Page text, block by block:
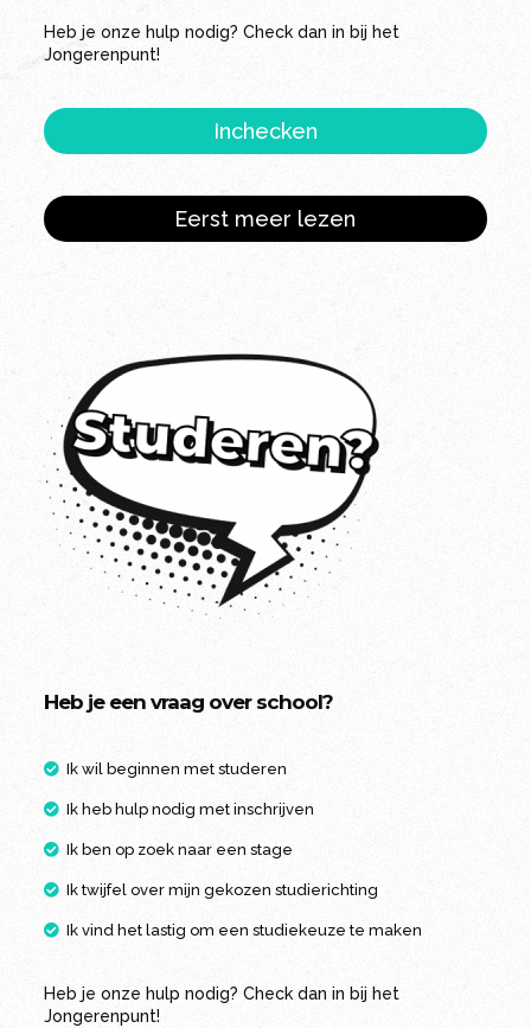
Heb je onze hulp nodig? Check dan in bij het
Jongerenpunt!
Inchecken
Eerst meer lezen
Heb je een vraag over school?
Ik wil beginnen met studeren
Ik heb hulp nodig met inschrijven
Ik ben op zoek naar een stage
Ik twijfel over mijn gekozen studierichting
Ik vind het lastig om een studiekeuze te maken
Heb je onze hulp nodig? Check dan in bij het
Jongerenpunt!